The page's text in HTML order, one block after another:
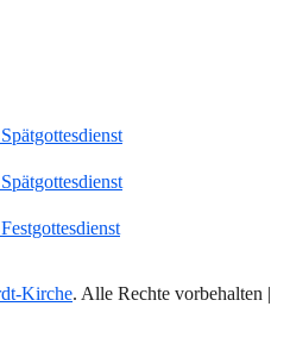
Kirche. Alle Rechte vorbehalten |